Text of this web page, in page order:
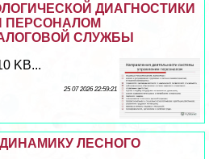
ДИАГНОСТИКИ
ПЕРСОНАЛОМ
СЛУЖБЫ
KB...
25 07 2026 22:59:21
ЛЕСНОГО